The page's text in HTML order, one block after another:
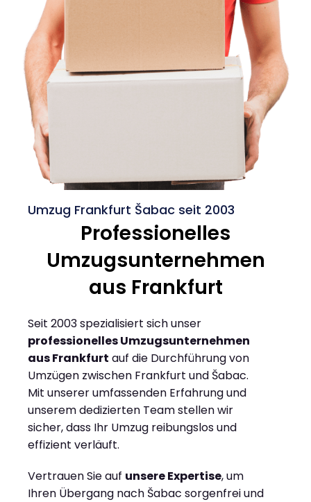
Umzug Frankfurt Šabac seit 2003
Professionelles
Umzugsunternehmen
aus Frankfurt
Seit 2003 spezialisiert sich unser
professionelles Umzugsunternehmen
aus Frankfurt auf die Durchführung von
Umzügen zwischen Frankfurt und Šabac.
Mit unserer umfassenden Erfahrung und
unserem dedizierten Team stellen wir
sicher, dass Ihr Umzug reibungslos und
effizient verläuft.
Vertrauen Sie auf unsere Expertise, um
Ihren Übergang nach Šabac sorgenfrei und